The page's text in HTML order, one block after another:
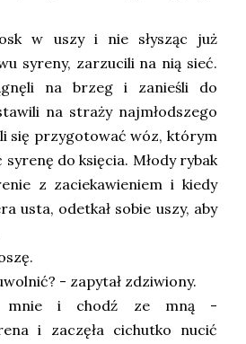
w uszy i nie słysząc już
syreny, zarzucili na nią sieć.
na brzeg i zanieśli do
na straży najmłodszego
się przygotować wóz, którym
do księcia. Młody rybak
z zaciekawieniem i kiedy
usta, odetkał sobie uszy, aby
- zapytał zdziwiony.
mnie i chodź ze mną -
i zaczęła cichutko nucić